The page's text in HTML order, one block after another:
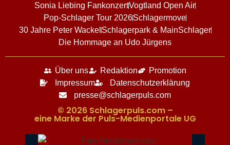
Sonia Liebing FankonzertVogtland Open Air
Pop-Schlager Tour 2026Schlagermove
30 Jahre Peter Wackel Schlagerpark & MainSchlager
Die Hommage an Udo Jürgens
Über uns Redaktion
Promotion
Impressum
Datenschutzerklärung
presse@schlagerpuls.com
© 2026 Schlagerpuls.com –
eine Marke der Puls-Medienportale UG​